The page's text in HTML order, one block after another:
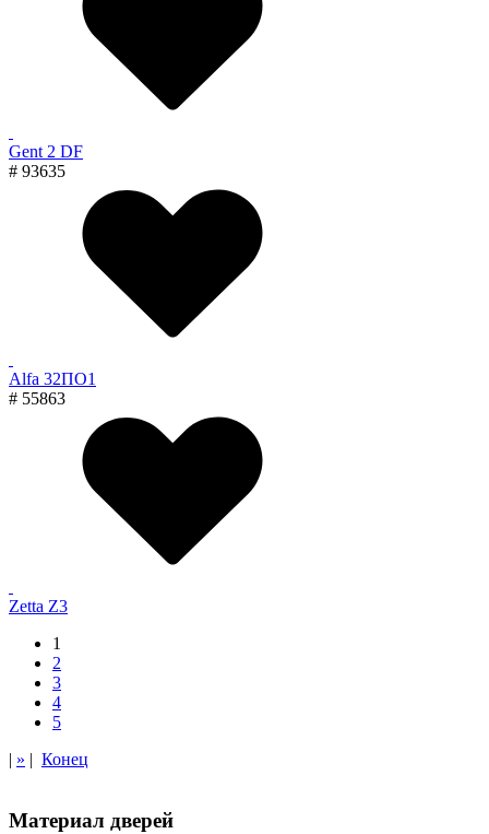
Gent 2 DF
# 93635
Alfa 32ПО1
# 55863
Zetta Z3
1
2
3
4
5
| » | Конец
Материал дверей